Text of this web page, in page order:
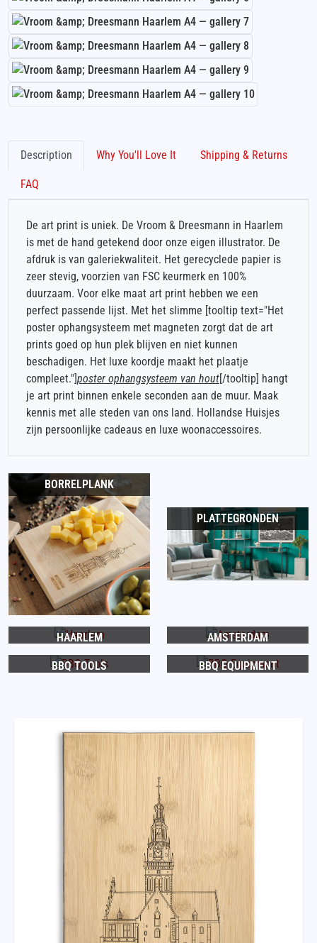
Description Why You'll Love It Shipping & Returns
FAQ
De art print is uniek. De Vroom & Dreesmann in Haarlem
is met de hand getekend door onze eigen illustrator. De
afdruk is van galeriekwaliteit. Het gerecyclede papier is
zeer stevig, voorzien van FSC keurmerk en 100%
duurzaam. Voor elke maat art print hebben we een
perfect passende lijst. Met het slimme [tooltip text="Het
poster ophangsysteem met magneten zorgt dat de art
prints goed op hun plek blijven en niet kunnen
beschadigen. Het luxe koordje maakt het plaatje
compleet."]poster ophangsysteem van hout[/tooltip] hangt
je art print binnen enkele seconden aan de muur. Maak
kennis met alle steden van ons land. Hollandse Huisjes
zijn persoonlijke cadeaus en luxe woonaccessoires.
BORRELPLANK
PLATTEGRONDEN
HAARLEM AMSTERDAM
BBQ TOOLS BBQ EQUIPMENT